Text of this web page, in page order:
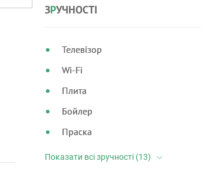
ЗРУЧНОСТІ
Телевізор
Wi-Fi
Плита
Бойлер
Праска